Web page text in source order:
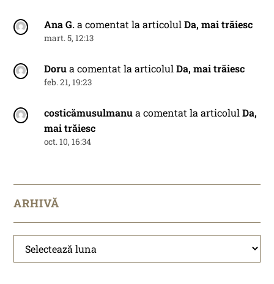
Ana G.a comentat la articolulDa, mai trăiesc
mart. 5, 12:13
Dorua comentat la articolulDa, mai trăiesc
feb. 21, 19:23
costicămusulmanua comentat la articolulDa,
mai trăiesc
oct. 10, 16:34
ARHIVĂ
Arhivă